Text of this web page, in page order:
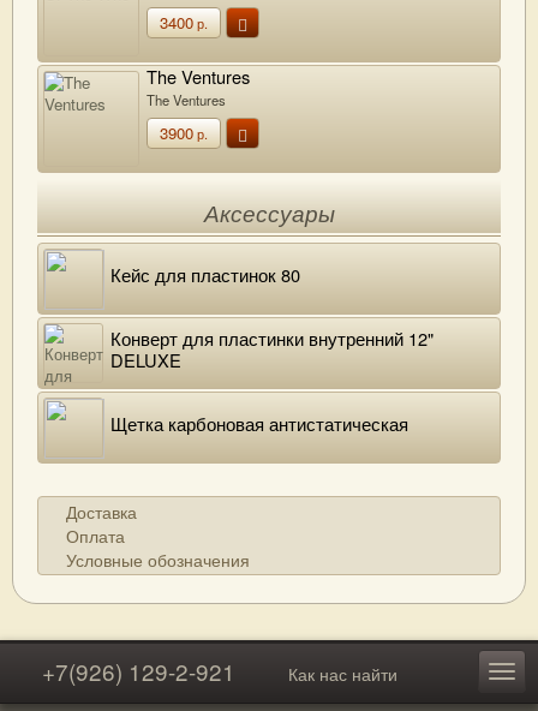
3400р.
The Ventures
The Ventures
3900р.
Аксессуары
Кейс для пластинок 80
Конверт для пластинки внутренний 12"
DELUXE
Щетка карбоновая антистатическая
Доставка
Оплата
Условные обозначения
+7(926) 129-2-921 Как нас найти